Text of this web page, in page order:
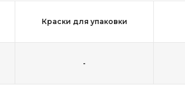
Краски для упаковки
-